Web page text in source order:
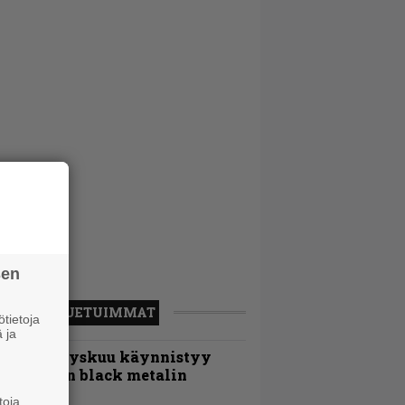
LUETUIMMAT
Espoon syyskuu käynnistyy
black metalin
ja